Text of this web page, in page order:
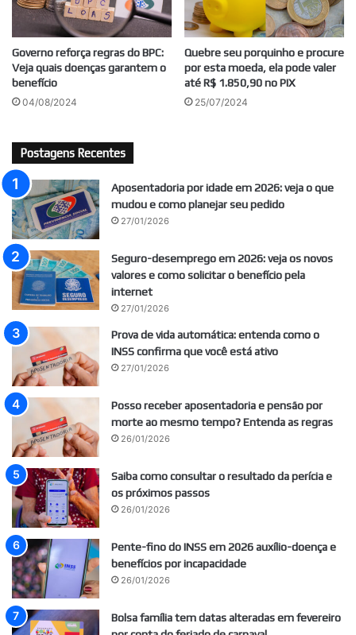
Governo reforça regras do BPC:
Veja quais doenças garantem o
benefício
04/08/2024
Quebre seu porquinho e procure
por esta moeda, ela pode valer
até R$ 1.850,90 no PIX
25/07/2024
Postagens Recentes
Aposentadoria por idade em 2026: veja o que
mudou e como planejar seu pedido
27/01/2026
Seguro-desemprego em 2026: veja os novos
valores e como solicitar o benefício pela
internet
27/01/2026
Prova de vida automática: entenda como o
INSS confirma que você está ativo
27/01/2026
Posso receber aposentadoria e pensão por
morte ao mesmo tempo? Entenda as regras
26/01/2026
Saiba como consultar o resultado da perícia e
os próximos passos
26/01/2026
Pente-fino do INSS em 2026 auxílio-doença e
benefícios por incapacidade
26/01/2026
Bolsa família tem datas alteradas em fevereiro